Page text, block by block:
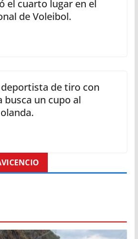
el cuarto lugar en el
de Voleibol.
deportista de tiro con
busca un cupo al